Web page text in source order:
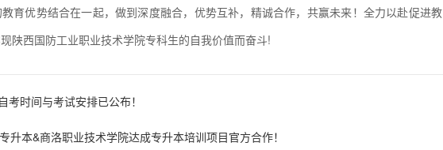
育优势结合在一起，做到深度融合，优势互补，精诚合作，共赢未来！全力以赴促进教
陕西国防工业职业技术学院专科生的自我价值而奋斗!
考时间与考试安排已公布！
升本&商洛职业技术学院达成专升本培训项目官方合作！